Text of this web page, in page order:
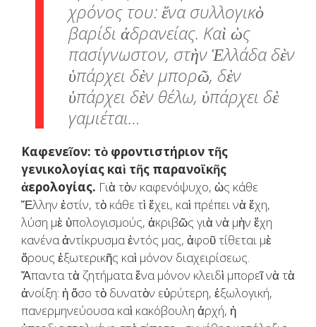
χρόνος του: ἕνα συλλογικὸ
βαρίδι ἀδρανείας. Καὶ ὡς
πασίγνωστον, στὴν Ἑλλάδα δὲν
ὑπάρχει δὲν μπορῶ, δὲν
ὑπάρχει δὲν θέλω, ὑπάρχει δὲ
γαμιέται…
Καφενεῖον: τὸ φροντιστήριον τῆς
γενικολογίας καὶ τῆς παρανοϊκῆς
ἀερολογίας. Γιὰ τὸν καφενόψυχο, ὡς κάθε
Ἕλλην ἐστίν, τὸ κάθε τὶ ἔχει, καὶ πρέπει νὰ ἔχη,
λύση μὲ ὑπολογισμούς, ἀκριβῶς γιὰ νὰ μὴν ἔχη
κανένα ἀντίκρυσμα ἐντός μας, ἀφοῦ τίθεται μὲ
ὅρους ἐξωτερικῆς καὶ μόνον διαχειρίσεως.
Ἅπαντα τὰ ζητήματα ἕνα μόνον κλειδὶ μπορεῖ νὰ τὰ
ἀνοίξη: ἡ ὅσο τὸ δυνατὸν εὐρύτερη, ἐξωλογική,
πανερμηνεύουσα καὶ κακόβουλη ἀρχή, ἡ